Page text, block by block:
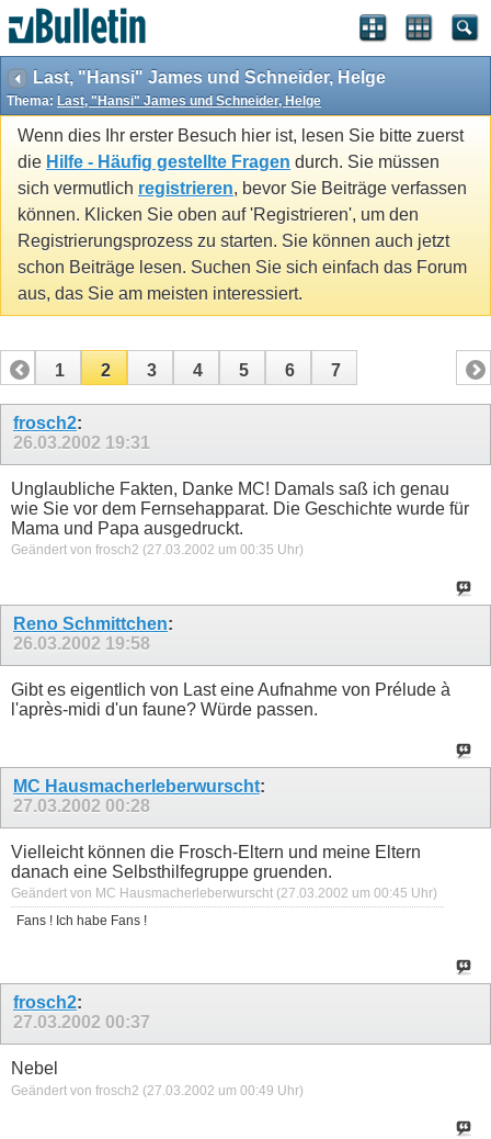
Last, "Hansi" James und Schneider, Helge
Thema: Last, "Hansi" James und Schneider, Helge
Wenn dies Ihr erster Besuch hier ist, lesen Sie bitte zuerst
die Hilfe - Häufig gestellte Fragen durch. Sie müssen
sich vermutlich registrieren, bevor Sie Beiträge verfassen
können. Klicken Sie oben auf 'Registrieren', um den
Registrierungsprozess zu starten. Sie können auch jetzt
schon Beiträge lesen. Suchen Sie sich einfach das Forum
aus, das Sie am meisten interessiert.
1 2 3 4 5 6 7
frosch2:
26.03.2002 19:31
Unglaubliche Fakten, Danke MC! Damals saß ich genau
wie Sie vor dem Fernsehapparat. Die Geschichte wurde für
Mama und Papa ausgedruckt.
Geändert von frosch2 (27.03.2002 um 00:35 Uhr)
Reno Schmittchen:
26.03.2002 19:58
Gibt es eigentlich von Last eine Aufnahme von Prélude à
l'après-midi d'un faune? Würde passen.
MC Hausmacherleberwurscht:
27.03.2002 00:28
Vielleicht können die Frosch-Eltern und meine Eltern
danach eine Selbsthilfegruppe gruenden.
Geändert von MC Hausmacherleberwurscht (27.03.2002 um 00:45 Uhr)
Fans ! Ich habe Fans !
frosch2:
27.03.2002 00:37
Nebel
Geändert von frosch2 (27.03.2002 um 00:49 Uhr)